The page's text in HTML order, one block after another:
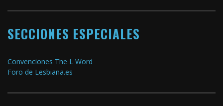
SECCIONES ESPECIALES
Convenciones The L Word
Foro de Lesbiana.es